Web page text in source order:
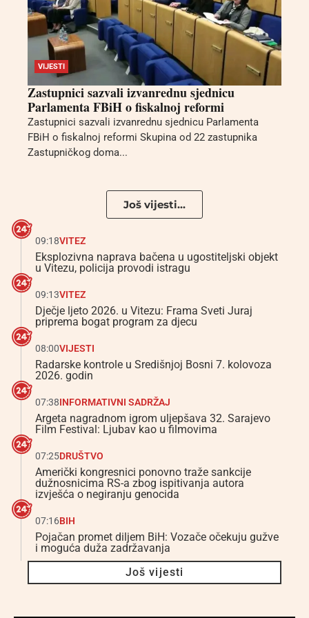
VIJESTI
Zastupnici sazvali izvanrednu sjednicu
Parlamenta FBiH o fiskalnoj reformi
Zastupnici sazvali izvanrednu sjednicu Parlamenta
FBiH o fiskalnoj reformi Skupina od 22 zastupnika
Zastupničkog doma...
Još vijesti...
09:18VITEZ
Eksplozivna naprava bačena u ugostiteljski objekt
u Vitezu, policija provodi istragu
09:13VITEZ
Dječje ljeto 2026. u Vitezu: Frama Sveti Juraj
priprema bogat program za djecu
08:00VIJESTI
Radarske kontrole u Središnjoj Bosni 7. kolovoza
2026. godin
07:38INFORMATIVNI SADRŽAJ
Argeta nagradnom igrom uljepšava 32. Sarajevo
Film Festival: Ljubav kao u filmovima
07:25DRUŠTVO
Američki kongresnici ponovno traže sankcije
dužnosnicima RS-a zbog ispitivanja autora
izvješća o negiranju genocida
07:16BIH
Pojačan promet diljem BiH: Vozače očekuju gužve
i moguća duža zadržavanja
Još vijesti